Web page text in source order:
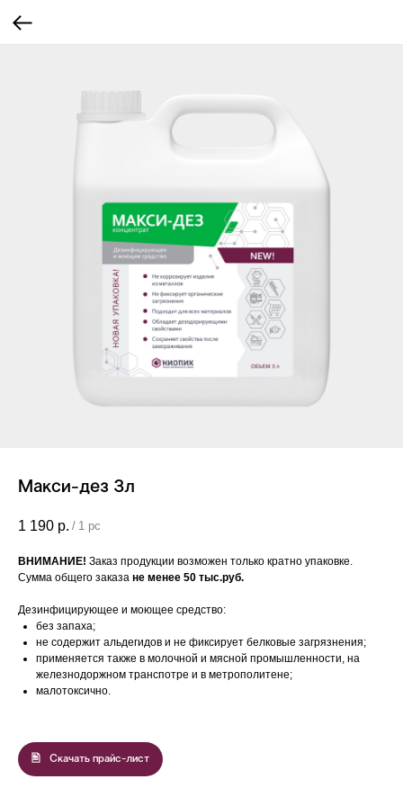
Макси-дез 3л
1 190 р. / 1 pc
ВНИМАНИЕ! Заказ продукции возможен только кратно упаковке.
Сумма общего заказа не менее 50 тыс.руб.
Дезинфицирующее и моющее средство:
без запаха;
не содержит альдегидов и не фиксирует белковые загрязнения;
применяется также в молочной и мясной промышленности, на
железнодоржном транспотре и в метрополитене;
малотоксично.
Скачать прайс-лист